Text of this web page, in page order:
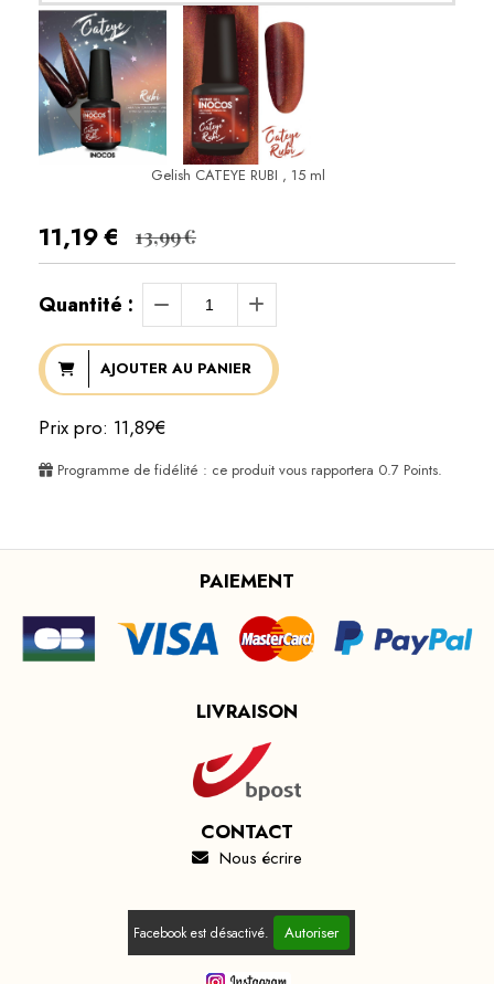
Gelish CATEYE RUBI , 15 ml
11,19€ 13,99€
Quantité :
AJOUTER AU PANIER
Prix pro: 11,89€
Programme de fidélité : ce produit vous rapportera 0.7 Points.
PAIEMENT
LIVRAISON
CONTACT
 Nous écrire
Facebook est désactivé. Autoriser